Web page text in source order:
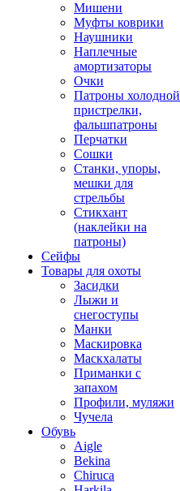
Мишени
Муфты коврики
Наушники
Наплечные
амортизаторы
Очки
Патроны холодной
пристрелки,
фальшпатроны
Перчатки
Сошки
Станки, упоры,
мешки для
стрельбы
Стикхант
(наклейки на
патроны)
Сейфы
Товары для охоты
Засидки
Лыжи и
снегоступы
Манки
Маскировка
Маскхалаты
Приманки с
запахом
Профили, муляжи
Чучела
Обувь
Aigle
Bekina
Chiruсa